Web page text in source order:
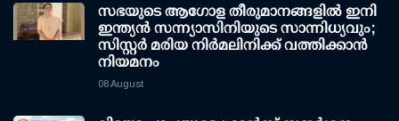
സഭയുടെ ആഗോള തീരുമാനങ്ങളിൽ ഇനി
ഇന്ത്യൻ സന്ന്യാസിനിയുടെ സാന്നിധ്യവും;
സിസ്റ്റർ മരിയ നിർമലിനിക്ക് വത്തിക്കാൻ
നിയമനം
08 August